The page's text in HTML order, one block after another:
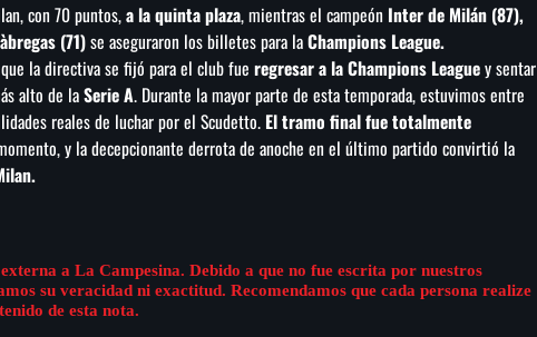
con 70 puntos,a la quinta plaza, mientras el campeón Inter de Milán (87),
(71)se aseguraron los billetes para laChampions League.
la directiva se fijó para el club fue regresar a la Champions Leaguey sentar
alto de laSerie A. Durante la mayor parte de esta temporada, estuvimos entre
reales de luchar por el Scudetto. El tramo final fue totalmente
y la decepcionante derrota de anoche en el último partido convirtió la
a La Campesina. Debido a que no fue escrita por nuestros
su veracidad ni exactitud. Recomendamos que cada persona realize
de esta nota.